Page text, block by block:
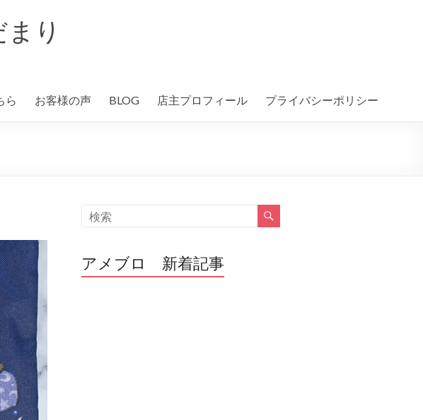
り
ら お客様の声 BLOG 店主プロフィール プライバシーポリシー
アメブロ 新着記事